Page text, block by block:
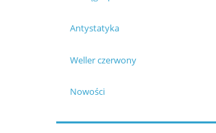
Antystatyka
Weller czerwony
Nowości